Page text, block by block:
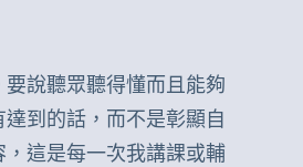
說聽眾聽得懂而且能夠
到的話，而不是彰顯自
這是每一次我講課或輔